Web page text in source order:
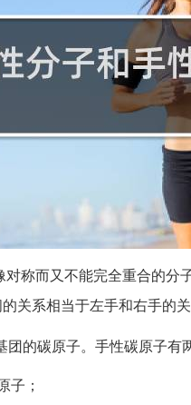
称而又不能完全重合的分
关系相当于左手和右手的
团的碳原子。手性碳原子有
子；